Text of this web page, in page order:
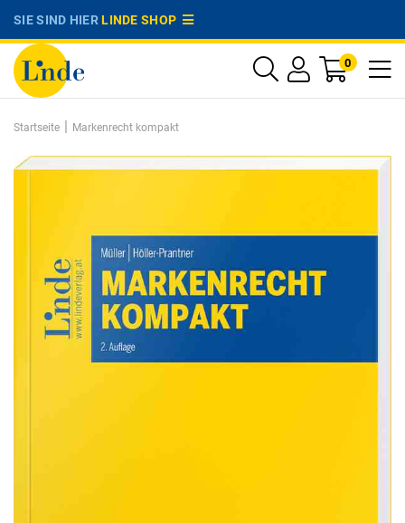
SIE SIND HIERLINDE SHOP
0
Startseite | Markenrecht kompakt